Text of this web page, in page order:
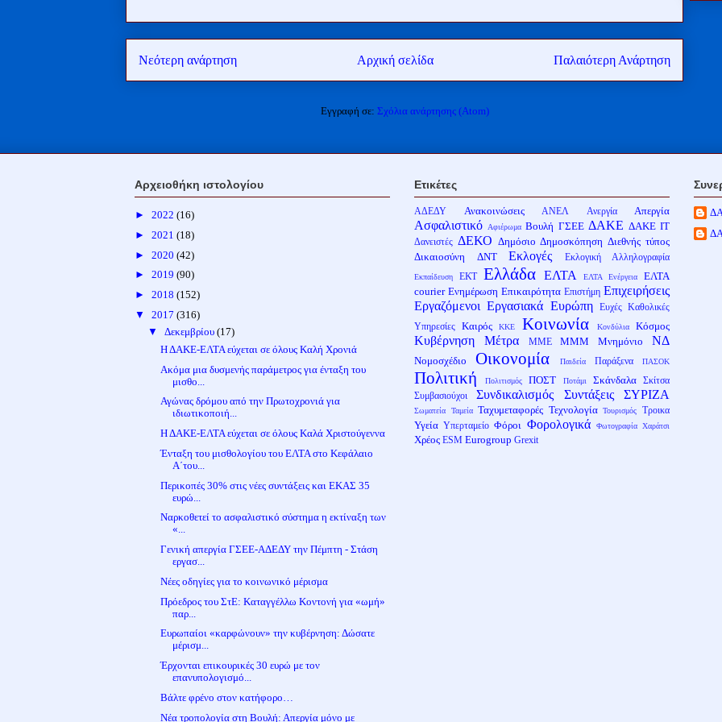
Νεότερη ανάρτηση Παλαιότερη Ανάρτηση
Αρχική σελίδα
Εγγραφή σε: Σχόλια ανάρτησης (Atom)
Αρχειοθήκη ιστολογίου
► 2022 (16)
► 2021 (18)
► 2020 (42)
► 2019 (90)
► 2018 (152)
▼ 2017 (316)
▼ Δεκεμβρίου (17)
Η ΔΑΚΕ-ΕΛΤΑ εύχεται σε όλους Καλή Χρονιά
Ακόμα μια δυσμενής παράμετρος για ένταξη του
μισθο...
Αγώνας δρόμου από την Πρωτοχρονιά για
ιδιωτικοποιή...
Η ΔΑΚΕ-ΕΛΤΑ εύχεται σε όλους Καλά Χριστούγεννα
Ένταξη του μισθολογίου του ΕΛΤΑ στο Κεφάλαιο
Α΄του...
Περικοπές 30% στις νέες συντάξεις και ΕΚΑΣ 35
ευρώ...
Ναρκοθετεί το ασφαλιστικό σύστημα η εκτίναξη των
«...
Γενική απεργία ΓΣΕΕ-ΑΔΕΔΥ την Πέμπτη - Στάση
εργασ...
Νέες οδηγίες για το κοινωνικό μέρισμα
Πρόεδρος του ΣτΕ: Καταγγέλλω Κοντονή για «ωμή»
παρ...
Ευρωπαίοι «καρφώνουν» την κυβέρνηση: Δώσατε
μέρισμ...
Έρχονται επικουρικές 30 ευρώ με τον
επανυπολογισμό...
Bάλτε φρένο στον κατήφορo…
Νέα τροπολογία στη Βουλή: Απεργία μόνο με
Ετικέτες
ΑΔΕΔΥ Ανακοινώσεις ΑΝΕΛ Ανεργία Απεργία
Ασφαλιστικό Αφιέρωμα Βουλή ΓΣΕΕ ΔΑΚΕ ΔΑΚΕ ΙΤ
Δανειστές ΔΕΚΟ Δημόσιο Δημοσκόπηση Διεθνής τύπος
Δικαιοσύνη
ΔΝΤ Εκλογές Εκλογική Αλληλογραφία
Εκπαίδευση ΕΚΤ Ελλάδα ΕΛΤΑ ΕΛΤΑ Ενέργεια
ΕΛΤΑ
courier Ενημέρωση Επικαιρότητα Επιστήμη Επιχειρήσεις
Εργαζόμενοι Εργασιακά Ευρώπη Ευχές Καθολικές
Υπηρεσίες
Καιρός ΚΚΕ Κοινωνία Κονδύλια Κόσμος
Κυβέρνηση Μέτρα ΜΜΕ ΜΜΜ Μνημόνιο ΝΔ
Νομοσχέδιο Οικονομία Παιδεία Παράξενα ΠΑΣΟΚ
Πολιτική Πολιτισμός ΠΟΣΤ Ποτάμι Σκάνδαλα
Σκίτσα
Συμβασιούχοι
Συνδικαλισμός Συντάξεις ΣΥΡΙΖΑ
Σωματεία Ταμεία Ταχυμεταφορές Τεχνολογία Τουρισμός Τροικα
Υγεία Υπερταμείο Φόροι Φορολογικά Φωτογραφία Χαράτσι
Χρέος ESM Eurogroup Grexit